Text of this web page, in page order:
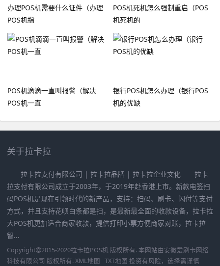
办理POS机需要什么证件（办理
POS机指
POS机死机怎么强制重启（POS
机死机的
POS机滴滴一直叫报警（解决
POS机一直
银行POS机怎么办理（银行POS
机的优缺
关于拉卡拉
拉卡拉支付有限公司 | 拉卡拉品牌 | 拉卡拉企业文化 拉卡
拉支付有限公司成立于2003年，于2019年赴香港上市。新款电签扫
码POS机是现在引领时代的新产品，支持：扫码、刷卡、闪付等支付
方式，并且支持花呗白条都是扫，是最新最全面的收款设备，拉卡拉
大POS机更加适合商家收款，提供打印小票方便商家对账，拉卡拉
智...
Copyright 2015-2020拉卡拉POS机 版权所有. 本网站由安徽爱刷卡网络
科技有限公司 版权所有. XML地图 TXT地图 投资有风险，选择需谨慎